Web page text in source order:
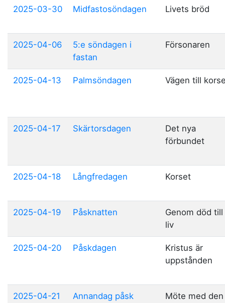
2025-03-30 Midfastosöndagen Livets bröd
2025-04-06
5:e söndagen i
fastan
Försonaren
2025-04-13 Palmsöndagen Vägen till
2025-04-17 Skärtorsdagen
Det nya
förbundet
2025-04-18 Långfredagen Korset
2025-04-19 Påsknatten
Genom död till
liv
2025-04-20 Påskdagen
Kristus är
uppstånden
2025-04-21 Annandag påsk
Möte med den